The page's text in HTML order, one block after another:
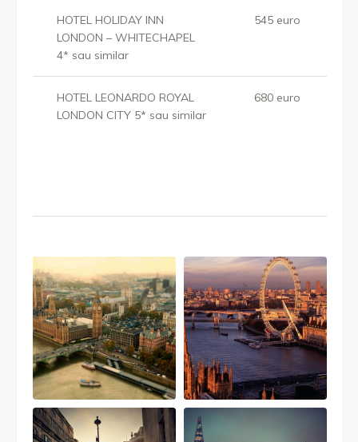
HOTEL HOLIDAY INN
LONDON – WHITECHAPEL
4* sau similar
545 euro
HOTEL LEONARDO ROYAL
LONDON CITY 5* sau similar
680 euro